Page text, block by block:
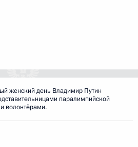
женский день Владимир Путин
паралимпийской
волонтёрами.